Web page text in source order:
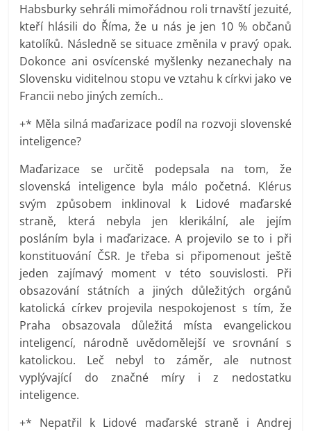
Habsburky sehráli mimořádnou roli trnavští jezuité,
kteří hlásili do Říma, že u nás je jen 10 % občanů
katolíků. Následně se situace změnila v pravý opak.
Dokonce ani osvícenské myšlenky nezanechaly na
Slovensku viditelnou stopu ve vztahu k církvi jako ve
Francii nebo jiných zemích..
+* Měla silná maďarizace podíl na rozvoji slovenské
inteligence?
Maďarizace se určitě podepsala na tom, že
slovenská inteligence byla málo početná. Klérus
svým způsobem inklinoval k Lidové maďarské
straně, která nebyla jen klerikální, ale jejím
posláním byla i maďarizace. A projevilo se to i při
konstituování ČSR. Je třeba si připomenout ještě
jeden zajímavý moment v této souvislosti. Při
obsazování státních a jiných důležitých orgánů
katolická církev projevila nespokojenost s tím, že
Praha obsazovala důležitá místa evangelickou
inteligencí, národně uvědomělejší ve srovnání s
katolickou. Leč nebyl to záměr, ale nutnost
vyplývající do značné míry i z nedostatku
inteligence.
+* Nepatřil k Lidové maďarské straně i Andrej